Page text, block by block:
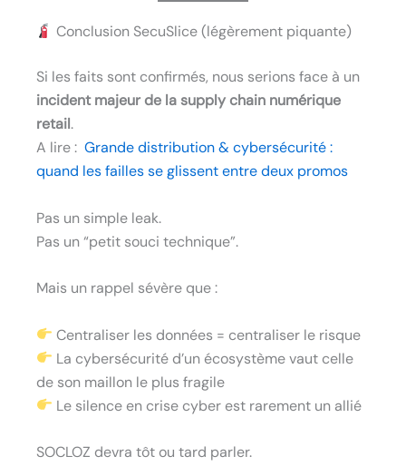
Conclusion SecuSlice (légèrement piquante)
Si les faits sont confirmés, nous serions face à un
incident majeur de la supply chain numérique
retail.
A lire : Grande distribution & cybersécurité :
quand les failles se glissent entre deux promos
Pas un simple leak.
Pas un “petit souci technique”.
Mais un rappel sévère que :
Centraliser les données = centraliser le risque
La cybersécurité d’un écosystème vaut celle
de son maillon le plus fragile
Le silence en crise cyber est rarement un allié
SOCLOZ devra tôt ou tard parler.